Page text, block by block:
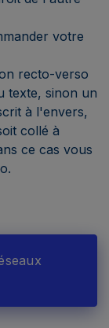
votre
recto-verso
texte, sinon un
à l'envers,
collé à
ce cas vous